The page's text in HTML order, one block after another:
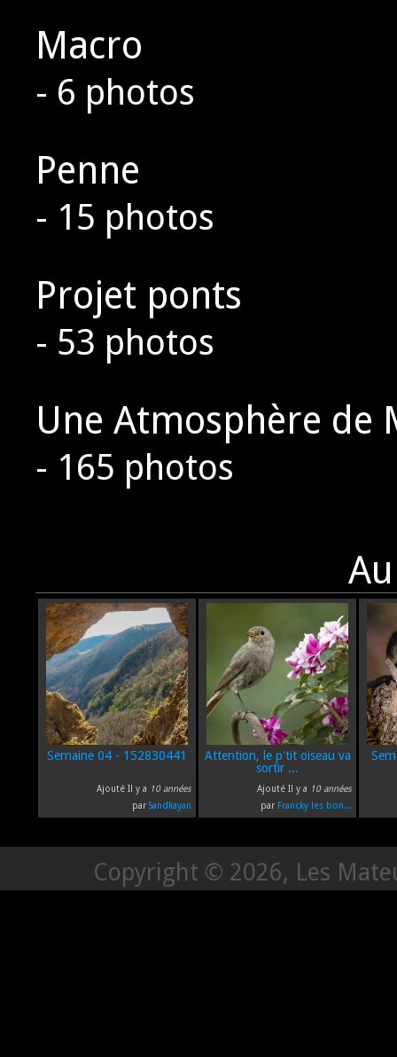
Macro
- 6 photos
Penne
- 15 photos
Projet ponts
- 53 photos
Une Atmosphère de
- 165 photos
Semaine 04 - 152830441
Ajouté Il y a 10 années
par Sandkayan
Attention, le p'tit oiseau va
sortir ...
Ajouté Il y a 10 années
par Francky les bon...
Copyright © 2026, Les